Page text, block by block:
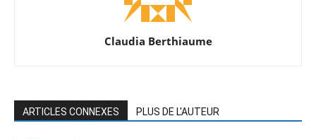
Claudia Berthiaume
ARTICLES CONNEXES PLUS DE L'AUTEUR